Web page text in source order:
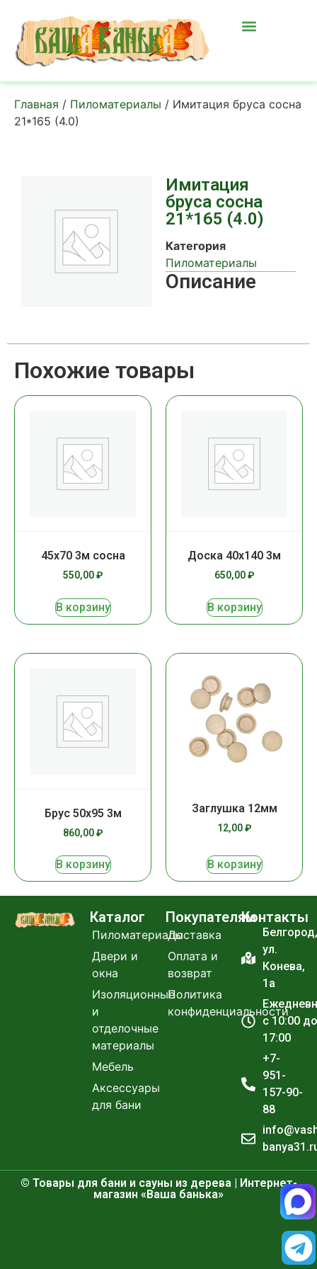
Главная / Пиломатериалы / Имитация бруса сосна
21*165 (4.0)
Имитация
бруса сосна
21*165 (4.0)
Категория
Пиломатериалы
Описание
Похожие товары
45х70 3м сосна
550,00₽
В корзину
Доска 40х140 3м
650,00₽
В корзину
Брус 50х95 3м
860,00₽
В корзину
Заглушка 12мм
12,00₽
В корзину
Каталог
Пиломатериалы
Двери и
окна
Изоляционные
и
отделочные
материалы
Мебель
Аксессуары
для бани
Покупателям
Доставка
Оплата и
возврат
Политика
конфиденциальности
Контакты
Белгород,
ул.
Конева,
1а
с 10:00 до
17:00
+7-
951-
157-90-
88
© Товары для бани и сауны из дерева | Интернет-
магазин «Ваша банька»